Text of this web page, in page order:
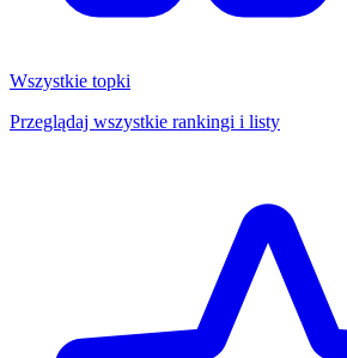
Wszystkie topki
Przeglądaj wszystkie rankingi i listy